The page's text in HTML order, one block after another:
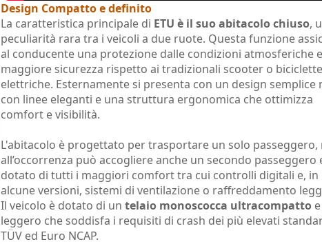
Design Compatto e definito
La caratteristica principale di ETU è il suo abitacolo chiuso,
peculiarità rara tra i veicoli a due ruote. Questa funzione
al conducente una protezione dalle condizioni atmosferiche
maggiore sicurezza rispetto ai tradizionali scooter o biciclette
elettriche. Esternamente si presenta con un design semplice
con linee eleganti e una struttura ergonomica che ottimizza
comfort e visibilità.
L'abitacolo è progettato per trasportare un solo passeggero,
all’occorrenza può accogliere anche un secondo passeggero
dotato di tutti i maggiori comfort tra cui controlli digitali e, in
alcune versioni, sistemi di ventilazione o raffreddamento
Il veicolo è dotato di un telaio monoscocca ultracompatto e
leggero che soddisfa i requisiti di crash dei più elevati
TÜV ed Euro NCAP.